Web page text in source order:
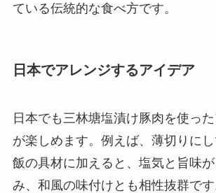
ている伝統的な食べ方です。
日本でアレンジするアイデア
日本でも三林塘塩漬け豚肉を使っ
が楽しめます。例えば、薄切りに
飯の具材に加えると、塩気と旨味
み、和風の味付けとも相性抜群で